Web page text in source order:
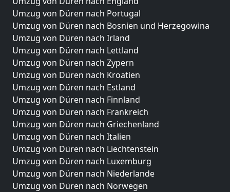
Umzug von Düren nach Portugal
Umzug von Düren nach Bosnien und Herzegowina
Umzug von Düren nach Irland
Umzug von Düren nach Lettland
Umzug von Düren nach Zypern
Umzug von Düren nach Kroatien
Umzug von Düren nach Estland
Umzug von Düren nach Finnland
Umzug von Düren nach Frankreich
Umzug von Düren nach Griechenland
Umzug von Düren nach Italien
Umzug von Düren nach Liechtenstein
Umzug von Düren nach Luxemburg
Umzug von Düren nach Niederlande
Umzug von Düren nach Norwegen